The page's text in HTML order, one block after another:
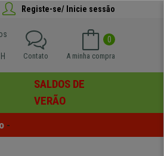
Registe-se/ Inicie sessão
0
A minha compra
Contato
SALDOS DE
VERÃO
-